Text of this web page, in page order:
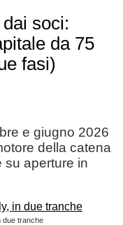
soci:
da 75
fasi)
e giugno 2026
della catena
su aperture in
due tranche